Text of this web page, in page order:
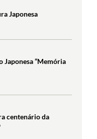
Japonesa
Japonesa “Memória
centenário da